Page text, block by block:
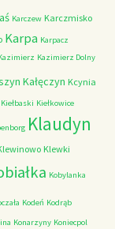
Karczew Karczmisko
Karpa Karpacz
Kazimierz Dolny
Kałęczyn Kcynia
Kiełbaski Kiełkowice
Klaudyn
Klewki
Kobylanka
Kodeń Kodrąb
Konarzyny Koniecpol